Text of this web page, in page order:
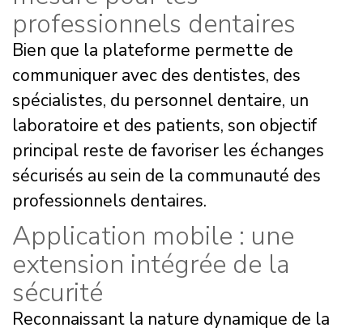
professionnels dentaires
Bien que la plateforme permette de
communiquer avec des dentistes, des
spécialistes, du personnel dentaire, un
laboratoire et des patients, son objectif
principal reste de favoriser les échanges
sécurisés au sein de la communauté des
professionnels dentaires.
Application mobile : une
extension intégrée de la
sécurité
Reconnaissant la nature dynamique de la